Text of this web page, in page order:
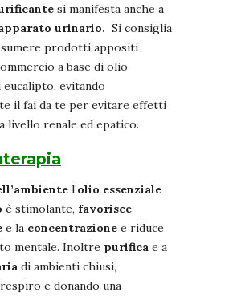
si manifesta anche a
urinario. Si consiglia
prodotti appositi
a base di olio
eucalipto, evitando
il fai da te per evitare effetti
livello renale ed epatico.
l’olio essenziale
è stimolante, favorisce
e la concentrazione e riduce
mentale. Inoltre purifica e a
di ambienti chiusi,
e donando una